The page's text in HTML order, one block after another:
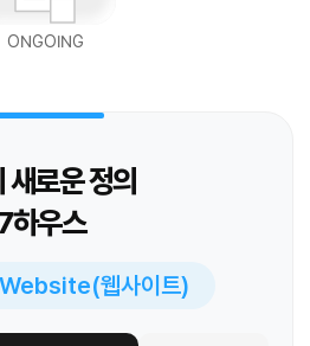
ONGOING
로운 정의
우스
웹사이트)